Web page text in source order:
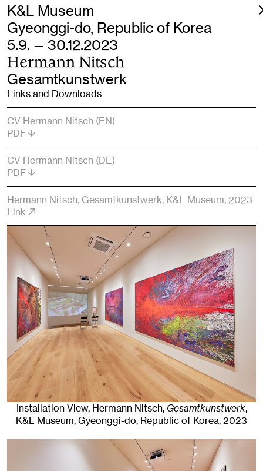
K&L Museum
Gyeonggi-do, Republic of Korea
5.9. — 30.12.2023
Hermann Nitsch
Gesamtkunstwerk
Links and Downloads
CV Hermann Nitsch (EN)
PDF
CV Hermann Nitsch (DE)
PDF
Hermann Nitsch, Gesamtkunstwerk, K&L Museum, 2023
Link
Installation View, Hermann Nitsch, Gesamtkunstwerk,
K&L Museum,Gyeonggi-do, Republic of Korea, 2023